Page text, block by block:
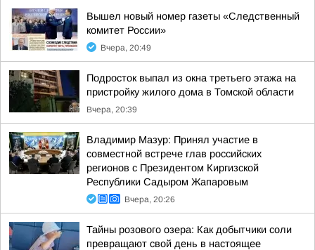
Вышел новый номер газеты «Следственный
комитет России»
Вчера, 20:49
Подросток выпал из окна третьего этажа на
пристройку жилого дома в Томской области
Вчера, 20:39
Владимир Мазур: Принял участие в
совместной встрече глав российских
регионов с Президентом Киргизской
Республики Садыром Жапаровым
Вчера, 20:26
Тайны розового озера: Как добытчики соли
превращают свой день в настоящее